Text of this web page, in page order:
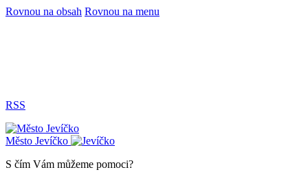
Rovnou na obsah Rovnou na menu
RSS
Město Jevíčko
S čím Vám můžeme pomoci?